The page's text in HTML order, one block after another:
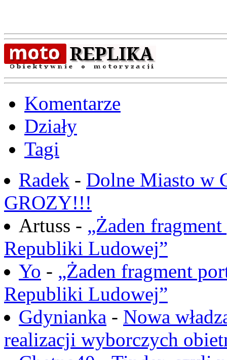
Komentarze
Działy
Tagi
Radek - Dolne Miasto w
GROZY!!!
Artuss - „Żaden
Republiki Ludowej”
Yo - „Żaden fragment
Republiki Ludowej”
Gdynianka - Nowa
realizacji wyborczych